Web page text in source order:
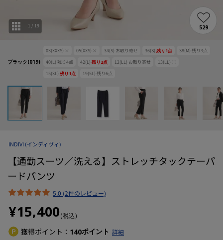
ブラック(019)
03(XXXS) × 05(XXS) × 34(S) お取り寄せ 36(S) 残り 1点 38(M) 残り 3点
40(L) 残り4点 42(L) 残り 2点 12(LL) お取り寄せ 13(LL) ○
15(3L) 残り 1点 19(5L) 残り6点
1 / 19 529
INDIVI (インディヴィ)
【通勤スーツ／洗える】ストレッチタックテーパ
ードパンツ
5.0 (2件のレビュー)
¥15,400(税込)
獲得ポイント： 140ポイント 詳細